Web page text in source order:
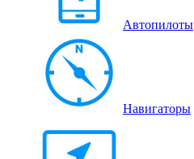
Автопилоты
Навигаторы